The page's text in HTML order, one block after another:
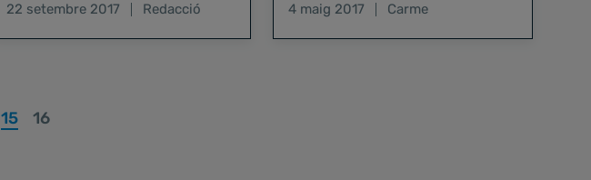
incansable dedicació…
22 setembre 2017 Redacció
de la Zona Franca de Barcelona,…
4 maig 2017 Carme
15 16